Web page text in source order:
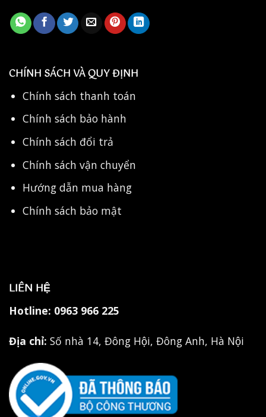
CHÍNH SÁCH VÀ QUY ĐỊNH
Chính sách thanh toán
Chính sách bảo hành
Chính sách đổi trả
Chính sách vận chuyển
Hướng dẫn mua hàng
Chính sách bảo mật
LIÊN HỆ
Hotline: 0963 966 225
Địa chỉ: Số nhà 14, Đông Hội, Đông Anh, Hà Nội